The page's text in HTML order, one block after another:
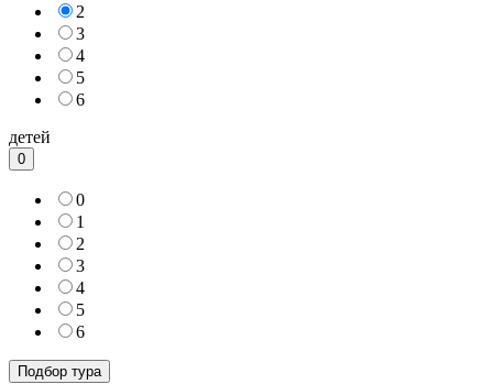
2
3
4
5
6
детей
0
0
1
2
3
4
5
6